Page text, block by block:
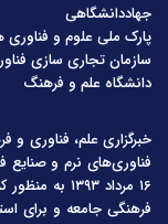
جهاددانشگاهی
پارک ملی علوم و
سازمان تجاری سازی
دانشگاه علم و فرهنگ
خبرگزاری علم، فناوری و
فناوری‌های نرم و صنایع
۱۶ مرداد
فرهنگی جامعه و برای